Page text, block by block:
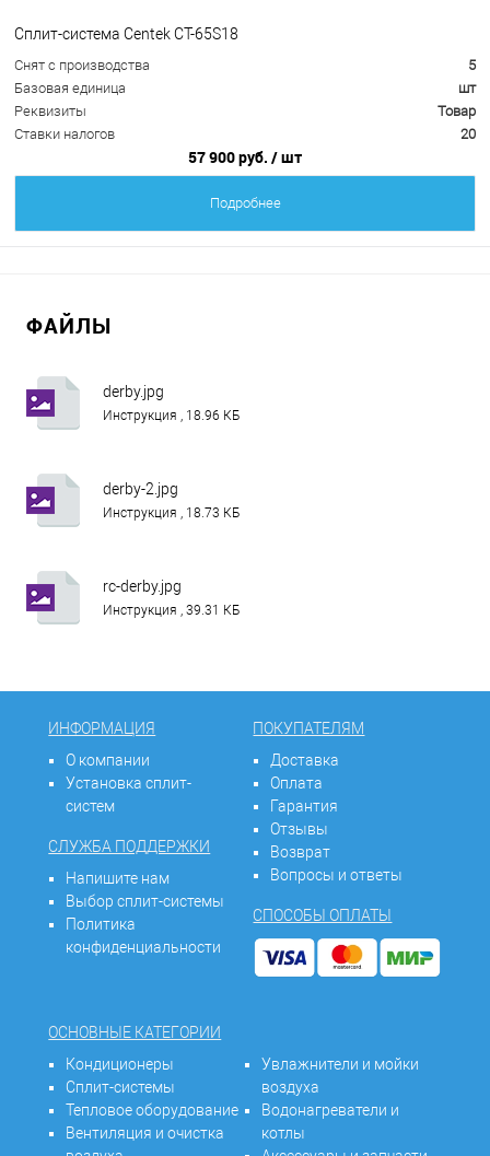
Сплит-система Centek CT-65S18
Снят с производства
5
Базовая единица
шт
Реквизиты
Товар
Ставки налогов
20
57 900 руб. / шт
Подробнее
ФАЙЛЫ
derby.jpg
Инструкция , 18.96 КБ
derby-2.jpg
Инструкция , 18.73 КБ
rc-derby.jpg
Инструкция , 39.31 КБ
ИНФОРМАЦИЯ
О компании
Установка сплит-
систем
СЛУЖБА ПОДДЕРЖКИ
Напишите нам
Выбор сплит-системы
Политика
конфиденциальности
ПОКУПАТЕЛЯМ
Доставка
Оплата
Гарантия
Отзывы
Возврат
Вопросы и ответы
СПОСОБЫ ОПЛАТЫ
ОСНОВНЫЕ КАТЕГОРИИ
Кондиционеры
Сплит-системы
Тепловое оборудование
Вентиляция и очистка
Увлажнители и мойки
воздуха
Водонагреватели и
котлы